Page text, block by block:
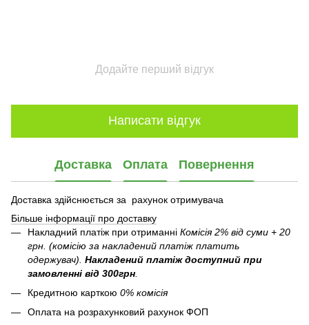
Додайте перший відгук
Написати відгук
Доставка Оплата Повернення
Доставка здійснюється за рахунок отримувача
Більше інформації про доставку
Накладний платіж при отриманні Комісія 2% від суми + 20
грн. (комісію за накладений платіж платить
одержувач). Накладений платіж доступний при
замовленні від 300грн
Кредитною карткою 0% комісія
Оплата на розрахунковий рахунок ФОП